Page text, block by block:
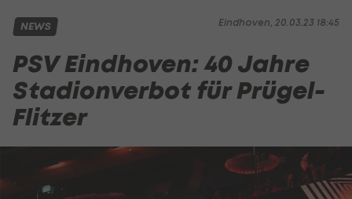
Eindhoven, 20.03.23 18:45
NEWS
PSV Eindhoven: 40 Jahre
Stadionverbot für Prügel-
Flitzer